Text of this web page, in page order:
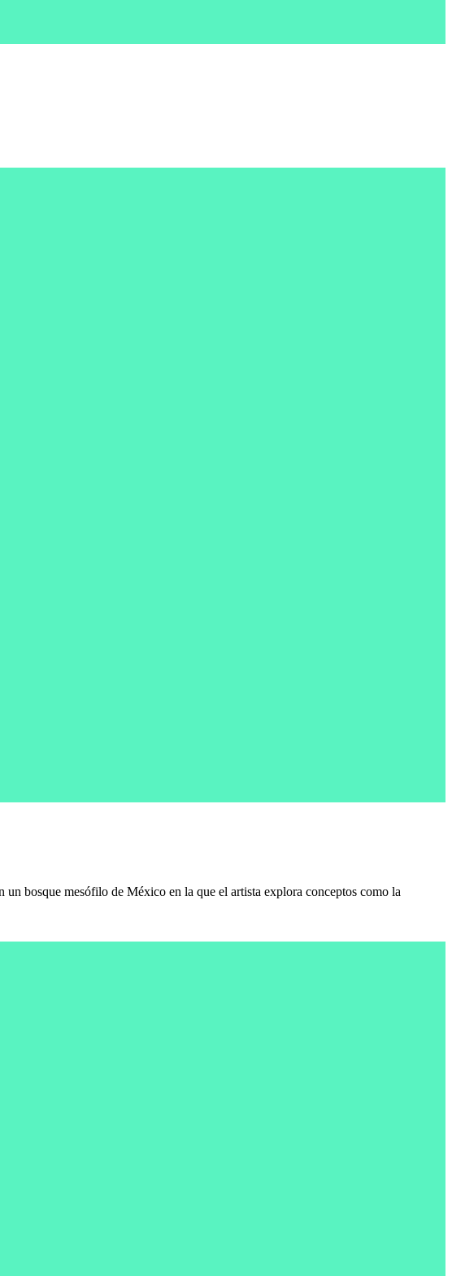
bosque mesófilo de México en la que el artista explora conceptos como la